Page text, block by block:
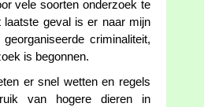
vele soorten onderzoek te
laatste geval is er naar mijn
criminaliteit,
is begonnen.
er snel wetten en regels
van hogere dieren in